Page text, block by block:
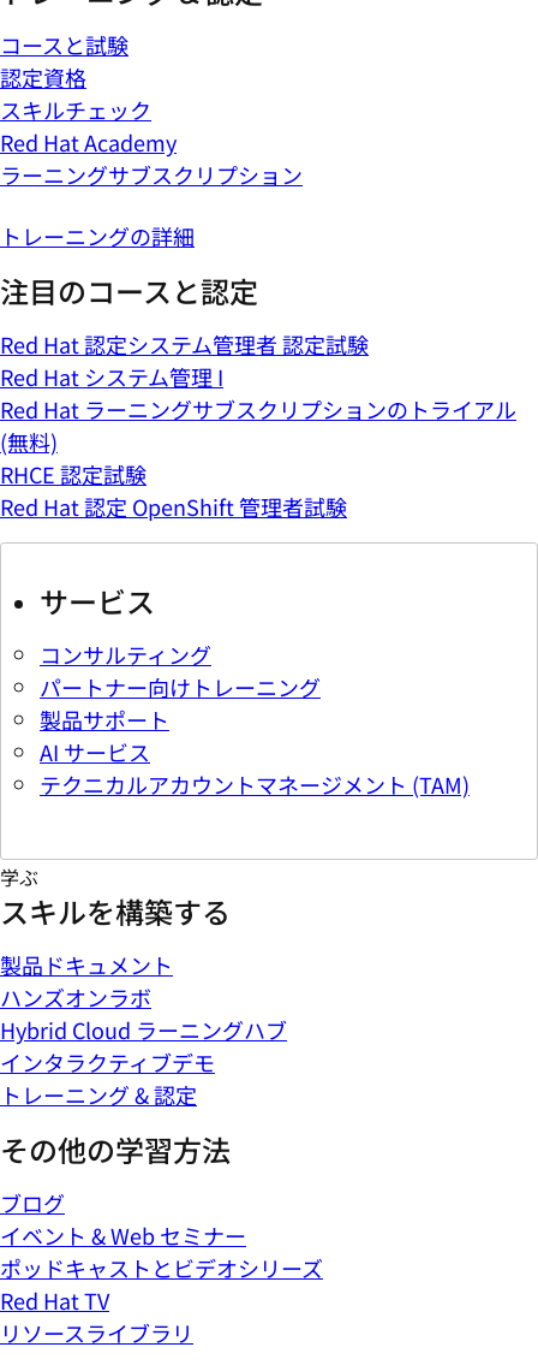
コースと試験
認定資格
スキルチェック
Red Hat Academy
ラーニングサブスクリプション
トレーニングの詳細
注目のコースと認定
Red Hat 認定システム管理者 認定試験
Red Hat システム管理 I
Red Hat ラーニングサブスクリプションのトライアル
(無料)
RHCE 認定試験
Red Hat 認定 OpenShift 管理者試験
サービス
コンサルティング
パートナー向けトレーニング
製品サポート
AI サービス
テクニカルアカウントマネージメント (TAM)
学ぶ
スキルを構築する
製品ドキュメント
ハンズオンラボ
Hybrid Cloud ラーニングハブ
インタラクティブデモ
トレーニング & 認定
その他の学習方法
ブログ
イベント & Web セミナー
ポッドキャストとビデオシリーズ
Red Hat TV
リソースライブラリ